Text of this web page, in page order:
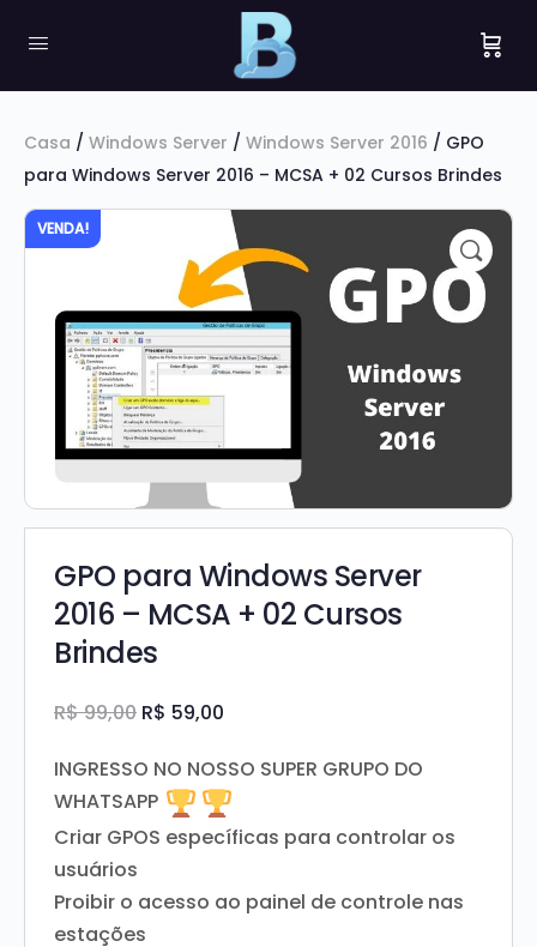
Casa / Windows Server / Windows Server 2016 / GPO
para Windows Server 2016 – MCSA + 02 Cursos Brindes
VENDA!
GPO para Windows Server
2016 – MCSA + 02 Cursos
Brindes
R$99,00 O
Original
era:
R$ 99,00.
R$ 59,00
atual
é:
R$ 59,00.
INGRESSO NO NOSSO SUPER GRUPO DO
WHATSAPP
Criar GPOS específicas para controlar os
usuários
Proibir o acesso ao painel de controle nas
estações